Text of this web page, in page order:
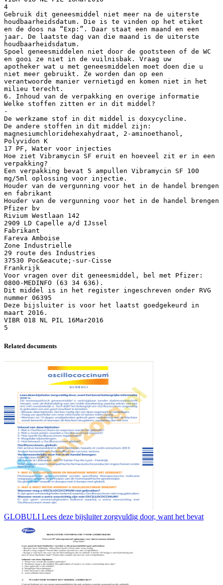
Related documents
GLOBULI Lees deze bijsluiter zorgvuldig door, want het bevat